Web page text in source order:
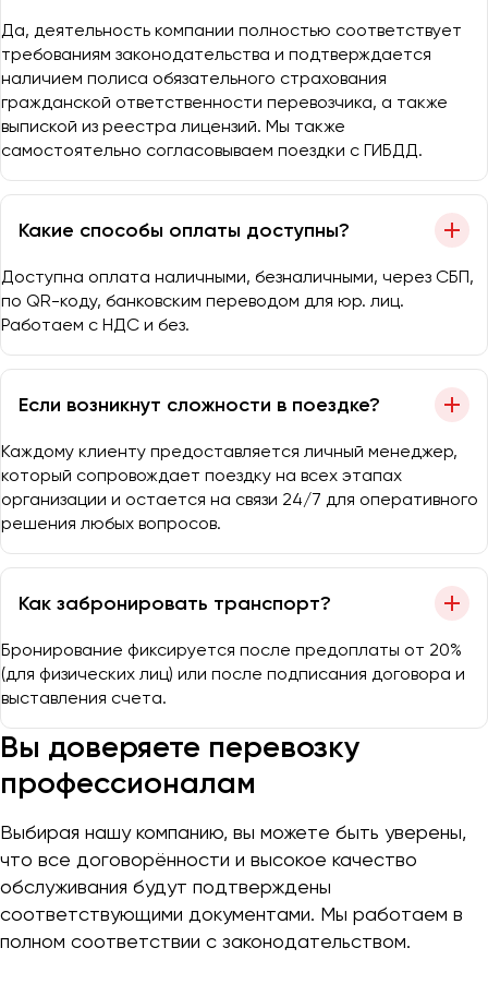
Да, деятельность компании полностью соответствует
требованиям законодательства и подтверждается
наличием полиса обязательного страхования
гражданской ответственности перевозчика, а также
выпиской из реестра лицензий. Мы также
самостоятельно согласовываем поездки с ГИБДД.
Какие способы оплаты доступны?
Доступна оплата наличными, безналичными, через СБП,
по QR-коду, банковским переводом для юр. лиц.
Работаем с НДС и без.
Если возникнут сложности в поездке?
Каждому клиенту предоставляется личный менеджер,
который сопровождает поездку на всех этапах
организации и остается на связи 24/7 для оперативного
решения любых вопросов.
Как забронировать транспорт?
Бронирование фиксируется после предоплаты от 20%
(для физических лиц) или после подписания договора и
выставления счета.
Вы доверяете перевозку
профессионалам
Выбирая нашу компанию, вы можете быть уверены,
что все договорённости и высокое качество
обслуживания будут подтверждены
соответствующими документами. Мы работаем в
полном соответствии с законодательством.